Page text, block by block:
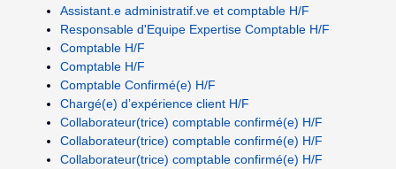
Assistant.e administratif.ve et comptable H/F
Responsable d'Equipe Expertise Comptable H/F
Comptable H/F
Comptable H/F
Comptable Confirmé(e) H/F
Chargé(e) d’expérience client H/F
Collaborateur(trice) comptable confirmé(e) H/F
Collaborateur(trice) comptable confirmé(e) H/F
Collaborateur(trice) comptable confirmé(e) H/F